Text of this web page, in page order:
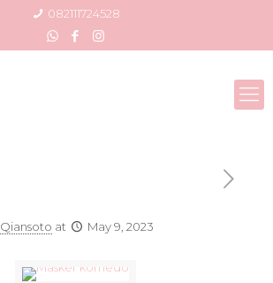
082111724528
Qiansoto at May 9, 2023